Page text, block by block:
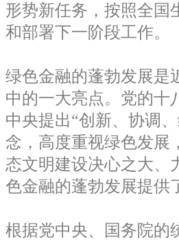
形势新任务，按照全国
和部署下一阶段工作。
绿色金融的蓬勃发展是
中的一大亮点。党的十
中央提出“创新、协调
念，高度重视绿色发展
态文明建设决心之大、
色金融的蓬勃发展提供
根据党中央、国务院的